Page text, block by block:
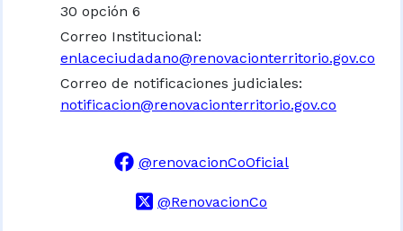
30 opción 6
Correo Institucional:
enlaceciudadano@renovacionterritorio.gov.co
Correo de notificaciones judiciales:
notificacion@renovacionterritorio.gov.co
@renovacionCoOficial
@RenovacionCo